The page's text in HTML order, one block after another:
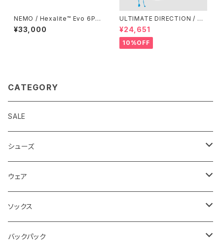
NEMO / Hexalite™ Evo 6P
Combo Set (※発送までお時
間いただく場合あり)
¥33,000
ULTIMATE DIRECTION / ア
ルティメット ディレクション XO
DUS VEST（エクソドス ベスト）
メンズ / ONYX
¥24,651
10%OFF
CATEGORY
SALE
シューズ
ロード
メンズ
レディス
トレイル
メンズ
キッズ
ウェア
Teton Bros.
Static
ソックス
Milestone
バックパック